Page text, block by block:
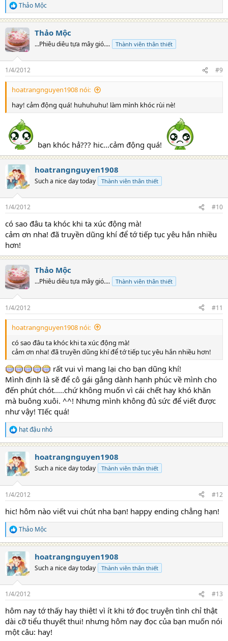
R
e
a
c
t
i
s
:
Thảo Mộc
Thảo Mộc
...Phiêu diêu tựa mây gió.... Thành viên thân thiết
1/4/2012 #9
hoatrangnguyen1908 nói:
hay! cảm động quá! huhuhuhu! làm mình khóc rùi nè!
bạn khóc hả??? hic...cảm động quá!
hoatrangnguyen1908
Such a nice day today Thành viên thân thiết
1/4/2012 #10
có sao đâu ta khóc khi ta xúc động mà!
cảm ơn nha! đã truyền dũng khí để tớ tiếp tục yêu hắn nhiều
hơn!
Thảo Mộc
...Phiêu diêu tựa mây gió.... Thành viên thân thiết
1/4/2012 #11
hoatrangnguyen1908 nói:
có sao đâu ta khóc khi ta xúc động mà!
cảm ơn nha! đã truyền dũng khí để tớ tiếp tục yêu hắn nhiều hơn!
rất vui vì mang lại cho bạn dũng khí!
Mình định là sẽ để cô gái gắng dành hạnh phúc về mình cho
đến phút chót.....chứ không muốn vì cái chết hay khó khăn
mà buông xuôi. ^^! Nhưng mình không đủ sức để viết được
như vậy! TIếc quá!
R
e
c
t
i
s
hạt đậu nhỏ
hoatrangnguyen1908
Such a nice day today Thành viên thân thiết
1/4/2012 #12
hic! hôm nào viết vui chút nha bạn! happy ending chẳng hạn!
R
e
a
c
t
i
s
Thảo Mộc
hoatrangnguyen1908
Such a nice day today Thành viên thân thiết
1/4/2012 #13
hôm nay tớ thấy hay thiệt! vì ít khi tớ đọc truyện tình chỉ thật
dài cỡ tiểu thuyết thui! nhưng hôm nay đọc của bạn muốn nói
một câu: hay!